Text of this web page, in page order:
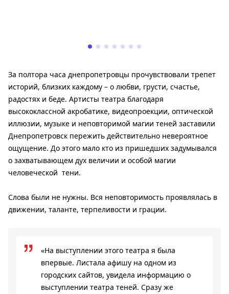
За полтора часа днепропетровцы прочувствовали трепет
историй, близких каждому – о любви, грусти, счастье,
радостях и беде. Артисты театра благодаря
высококлассной акробатике, видеопроекции, оптической
иллюзии, музыке и неповторимой магии теней заставили
Днепропетровск пережить действительно невероятное
ощущение. До этого мало кто из пришедших задумывался
о захватывающем дух величии и особой магии
человеческой тени.
Слова были не нужны. Вся неповторимость проявлялась в
движении, таланте, терпеливости и грации.
«На выступлении этого театра я была
впервые. Листала афишу на одном из
городских сайтов, увидела информацию о
выступлении театра теней. Сразу же